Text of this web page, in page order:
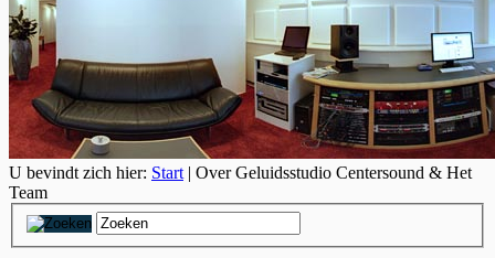
U bevindt zich hier: Start | Over Geluidsstudio Centersound & Het
Team